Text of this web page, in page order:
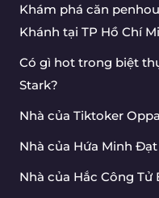
Khám phá căn
Khánh tại TP Hồ Chí
Có gì hot trong biệt
Stark?
Nhà của Tiktoker
Nhà của Hứa Minh
Nhà của Hắc Công Tử